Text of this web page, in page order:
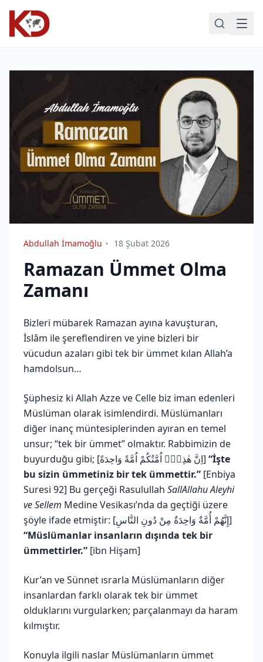
Abdullah İmamoğlu 18 Şubat 2026
Ramazan Ümmet Olma
Zamanı
Bizleri mübarek Ramazan ayına kavuşturan,
İslâm ile şereflendiren ve yine bizleri bir
vücudun azaları gibi tek bir ümmet kılan Allah’a
hamdolsun…
Şüphesiz ki Allah Azze ve Celle biz iman edenleri
Müslüman olarak isimlendirdi. Müslümanları
diğer inanç müntesiplerinden ayıran en temel
unsur; “tek bir ümmet” olmaktır. Rabbimizin de
buyurduğu gibi; [اِنَّ هٰذِه۪ٓ اُمَّتُكُمْ اُمَّةً وَاحِدَةً] “İşte
bu sizin ümmetiniz bir tek ümmettir.” [Enbiya
Suresi 92] Bu gerçeği Rasulullah SallAllahu Aleyhi
ve Sellem Medine Vesikası’nda da geçtiği üzere
şöyle ifade etmiştir: [إِنَّهُمْ أُمَّةٌ وَاحِدَةٌ مِنْ دُونِ النَّاسِ]
“Müslümanlar insanların dışında tek bir
ümmettirler.” [ibn Hişam]
Kur’an ve Sünnet ısrarla Müslümanların diğer
insanlardan farklı olarak tek bir ümmet
olduklarını vurgularken; parçalanmayı da haram
kılmıştır.
Konuyla ilgili naslar Müslümanların ümmet